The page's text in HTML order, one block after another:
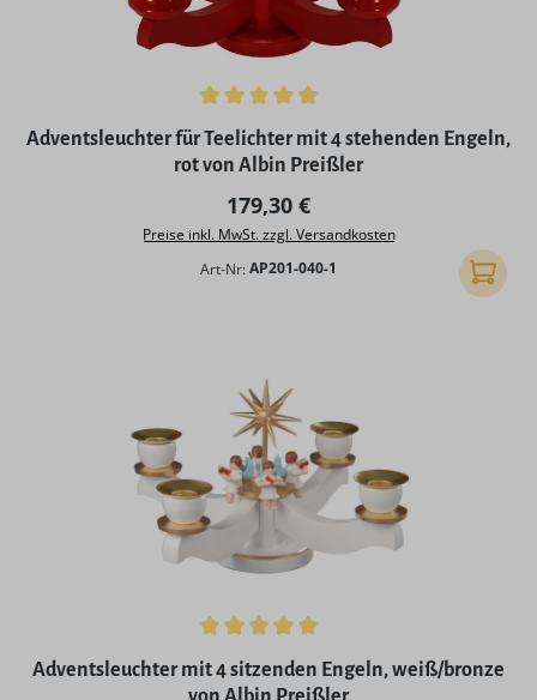
Durchschnittliche Bewertung von 4.93 von 5 Sternen
Adventsleuchter für Teelichter mit 4 stehenden Engeln,
rot von Albin Preißler
Regulärer Preis:
179,30 €
Preise inkl. MwSt. zzgl. Versandkosten
Art-Nr:AP201-040-1 In den
Durchschnittliche Bewertung von 5 von 5 Sternen
Adventsleuchter mit 4 sitzenden Engeln, weiß/bronze